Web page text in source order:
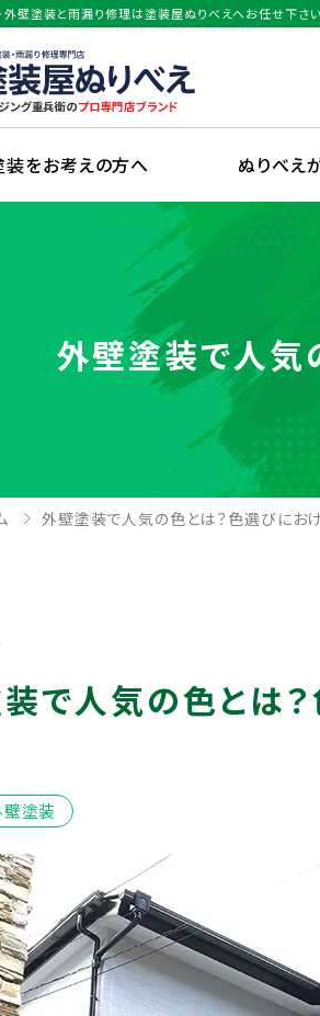
外壁塗装と雨漏り修理は塗装屋ぬりべえへお任せ下さい
装をお考えの方へ ぬりべえ
外壁塗装で人気
外壁塗装で人気の色とは？色選びにお
で人気の色とは
塗装